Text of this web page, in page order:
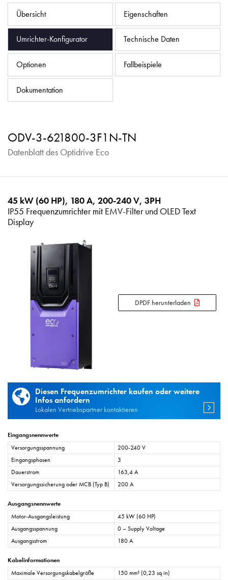
Übersicht Eigenschaften
Umrichter-Konfigurator Technische Daten
Optionen Fallbeispiele
Dokumentation
ODV-3-621800-3F1N-TN
Datenblatt des Optidrive Eco
45 kW (60 HP), 180 A, 200-240 V, 3PH
IP55 Frequenzumrichter mit EMV-Filter und OLED Text
Display
DPDF herunterladen
Diesen Frequenzumrichter kaufen oder weitere
Infos anfordern
Lokalen Vertriebspartner kontaktieren
Eingangsnennwerte
Versorgungsspannung
200-240 V
Eingangsphasen
3
Dauerstrom
163,4 A
Versorgungssicherung oder MCB (Typ B)
200 A
Ausgangsnennwerte
Motor-Ausgangsleistung
45 kW (60 HP)
Ausgangsspannung
0 – Supply Voltage
Ausgangsstrom
180 A
Kabelinformationen
Maximale Versorgungskabelgröße
150 mm² (0,23 sq in)
Datenschutzrichtlinie
Sitemap